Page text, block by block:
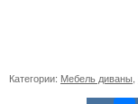
Категории: Мебель диваны,